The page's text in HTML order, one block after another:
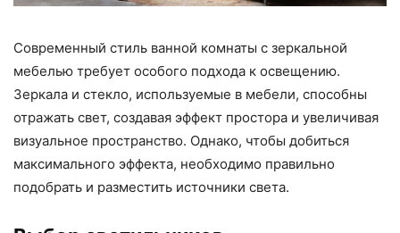
Современный стиль ванной комнаты с зеркальной
мебелью требует особого подхода к освещению.
Зеркала и стекло, используемые в мебели, способны
отражать свет, создавая эффект простора и увеличивая
визуальное пространство. Однако, чтобы добиться
максимального эффекта, необходимо правильно
подобрать и разместить источники света.